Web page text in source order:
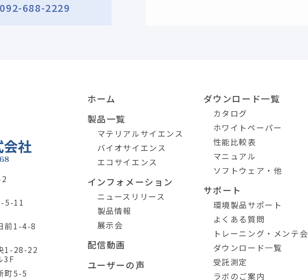
092-688-2229
5-11
前1-4-8
1-28-22
3F
町5-5
ホーム
製品一覧
マテリアルサイエンス
バイオサイエンス
エコサイエンス
インフォメーション
ニュースリリース
製品情報
展示会
配信動画
ユーザーの声
ダウンロード一覧
カタログ
ホワイトペーパー
性能比較表
マニュアル
ソフトウェア・他
サポート
環境製品サポート
よくある質問
トレーニング・メンテ会
ダウンロード一覧
受託測定
ラボのご案内